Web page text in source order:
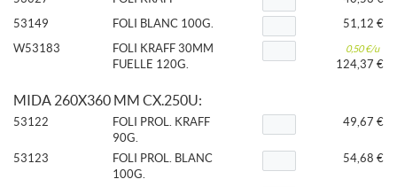
53149
FOLI BLANC 100G.
51,12 €
W53183
FOLI KRAFF 30MM
FUELLE 120G.
0,50 €/u
124,37 €
MIDA 260X360 MM CX.250U:
53122
FOLI PROL. KRAFF
90G.
49,67 €
53123
FOLI PROL. BLANC
100G.
54,68 €